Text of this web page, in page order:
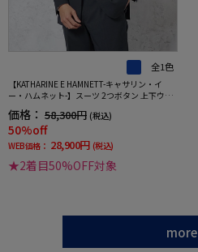
全1色
【KATHARINE E HAMNETT-キャサリン・イ
ー・ハムネット-】スーツ 2つボタン 上下ウォ
ッシャブル グレンチェック
価格： 58,300円 (税込)
50%off
WEB価格： 28,900円 (税込)
★2着目50%OFF対象
more